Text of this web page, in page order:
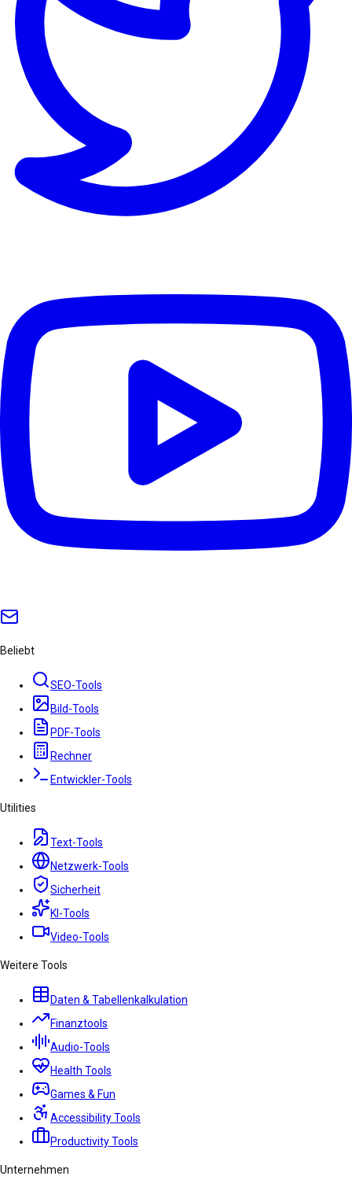
Beliebt
SEO-Tools
Bild-Tools
PDF-Tools
Rechner
Entwickler-Tools
Utilities
Text-Tools
Netzwerk-Tools
Sicherheit
KI-Tools
Video-Tools
Weitere Tools
Daten & Tabellenkalkulation
Finanztools
Audio-Tools
Health Tools
Games & Fun
Accessibility Tools
Productivity Tools
Unternehmen